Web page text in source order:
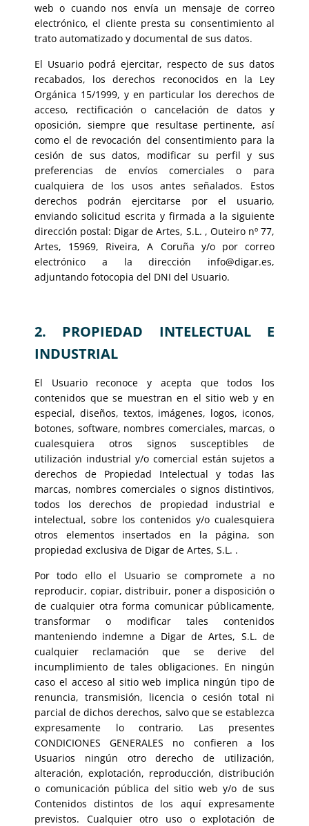
web o cuando nos envía un mensaje de correo
electrónico, el cliente presta su consentimiento al
trato automatizado y documental de sus datos.
El Usuario podrá ejercitar, respecto de sus datos
recabados, los derechos reconocidos en la Ley
Orgánica 15/1999, y en particular los derechos de
acceso, rectificación o cancelación de datos y
oposición, siempre que resultase pertinente, así
como el de revocación del consentimiento para la
cesión de sus datos, modificar su perfil y sus
preferencias de envíos comerciales o para
cualquiera de los usos antes señalados. Estos
derechos podrán ejercitarse por el usuario,
enviando solicitud escrita y firmada a la siguiente
dirección postal: Digar de Artes, S.L. , Outeiro nº 77,
Artes, 15969, Riveira, A Coruña y/o por correo
electrónico a la dirección info@digar.es,
adjuntando fotocopia del DNI del Usuario.
2. PROPIEDAD INTELECTUAL E
INDUSTRIAL
El Usuario reconoce y acepta que todos los
contenidos que se muestran en el sitio web y en
especial, diseños, textos, imágenes, logos, iconos,
botones, software, nombres comerciales, marcas, o
cualesquiera otros signos susceptibles de
utilización industrial y/o comercial están sujetos a
derechos de Propiedad Intelectual y todas las
marcas, nombres comerciales o signos distintivos,
todos los derechos de propiedad industrial e
intelectual, sobre los contenidos y/o cualesquiera
otros elementos insertados en la página, son
propiedad exclusiva de Digar de Artes, S.L. .
Por todo ello el Usuario se compromete a no
reproducir, copiar, distribuir, poner a disposición o
de cualquier otra forma comunicar públicamente,
transformar o modificar tales contenidos
manteniendo indemne a Digar de Artes, S.L. de
cualquier reclamación que se derive del
incumplimiento de tales obligaciones. En ningún
caso el acceso al sitio web implica ningún tipo de
renuncia, transmisión, licencia o cesión total ni
parcial de dichos derechos, salvo que se establezca
expresamente lo contrario. Las presentes
CONDICIONES GENERALES no confieren a los
Usuarios ningún otro derecho de utilización,
alteración, explotación, reproducción, distribución
o comunicación pública del sitio web y/o de sus
Contenidos distintos de los aquí expresamente
previstos. Cualquier otro uso o explotación de